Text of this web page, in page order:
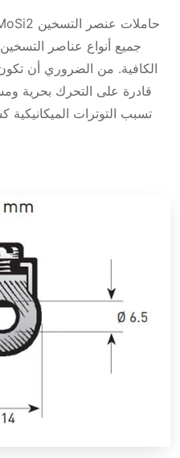
قادرة على التحرك بحرية
تسبب التوترات